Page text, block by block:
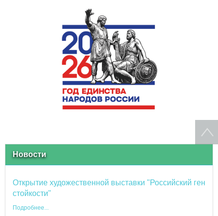
Новости
Открытие художественной выставки "Российский ген
стойкости"
Подробнее...